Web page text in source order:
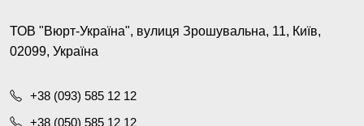
ТОВ "Вюрт-Україна", вулиця Зрошувальна, 11, Київ,
02099, Україна
+38 (093) 585 12 12
+38 (050) 585 12 12